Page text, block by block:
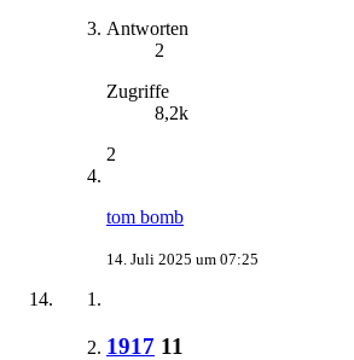
Antworten
2
Zugriffe
8,2k
2
tom bomb
14. Juli 2025 um 07:25
1917 11